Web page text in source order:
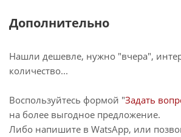
Дополнительно
Нашли дешевле, нужно "вчера",
количество...
Воспользуйтесь формой "Задать
на более выгодное предложение.
Либо напишите в WatsApp, или